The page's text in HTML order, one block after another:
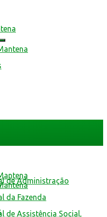
de Administração
da Fazenda
de Assistência Social,